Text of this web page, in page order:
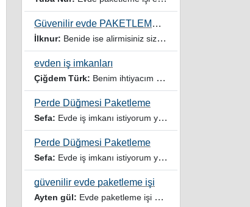
Güvenilir evde PAKETLEME işi Kadınlar Kulübü
İlknur: Benide ise alirmisiniz sizinle çalışmak istiyorum
evden iş imkanları
Çiğdem Türk: Benim ihtiyacım var
Perde Düğmesi Paketleme
Sefa: Evde iş imkanı istiyorum yardımcı olur musunuz
Perde Düğmesi Paketleme
Sefa: Evde iş imkanı istiyorum yardımcı olursanız sevinirim
güvenilir evde paketleme işi
Ayten gül: Evde paketleme işi ariyorum